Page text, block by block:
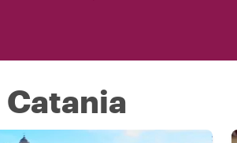
Catania